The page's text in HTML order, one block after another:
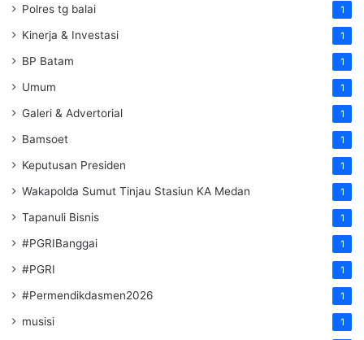
Polres tg balai 1
Kinerja & Investasi 1
BP Batam 1
Umum 1
Galeri & Advertorial 1
Bamsoet 1
Keputusan Presiden 1
Wakapolda Sumut Tinjau Stasiun KA Medan 1
Tapanuli Bisnis 1
#PGRIBanggai 1
#PGRI 1
#Permendikdasmen2026 1
musisi 1